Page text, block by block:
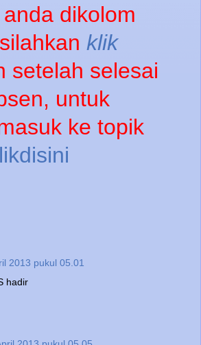
dikolom
klik
setelah selesai
untuk
ke topik
2013 pukul 05.01
hadir